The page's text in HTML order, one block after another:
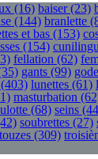
(16) baiser(23)
(144) branlette
et bas (153)
(154)
fellation (62)
gants (99)
(403) lunettes (61)
masturbation
(68) seins
soubrettes (27)
(309)